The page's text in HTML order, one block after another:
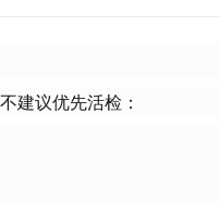
建议优先活检：